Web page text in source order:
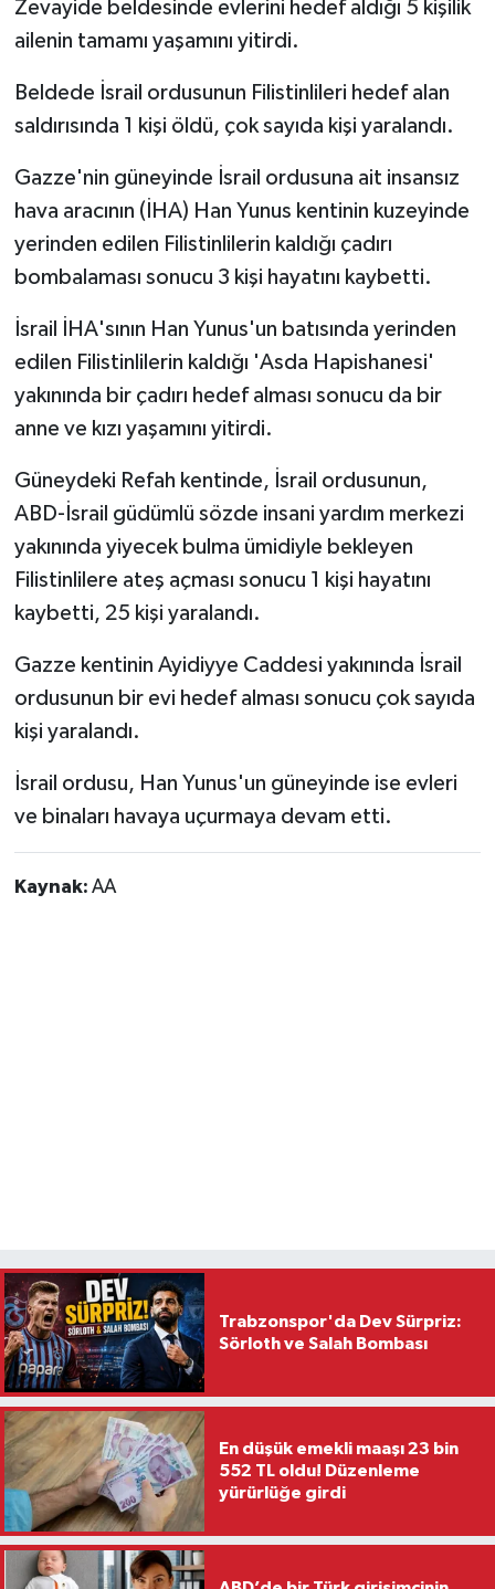
Zevayide beldesinde evlerini hedef aldığı 5 kişilik
ailenin tamamı yaşamını yitirdi.
Beldede İsrail ordusunun Filistinlileri hedef alan
saldırısında 1 kişi öldü, çok sayıda kişi yaralandı.
Gazze'nin güneyinde İsrail ordusuna ait insansız
hava aracının (İHA) Han Yunus kentinin kuzeyinde
yerinden edilen Filistinlilerin kaldığı çadırı
bombalaması sonucu 3 kişi hayatını kaybetti.
İsrail İHA'sının Han Yunus'un batısında yerinden
edilen Filistinlilerin kaldığı 'Asda Hapishanesi'
yakınında bir çadırı hedef alması sonucu da bir
anne ve kızı yaşamını yitirdi.
Güneydeki Refah kentinde, İsrail ordusunun,
ABD-İsrail güdümlü sözde insani yardım merkezi
yakınında yiyecek bulma ümidiyle bekleyen
Filistinlilere ateş açması sonucu 1 kişi hayatını
kaybetti, 25 kişi yaralandı.
Gazze kentinin Ayidiyye Caddesi yakınında İsrail
ordusunun bir evi hedef alması sonucu çok sayıda
kişi yaralandı.
İsrail ordusu, Han Yunus'un güneyinde ise evleri
ve binaları havaya uçurmaya devam etti.
Kaynak: AA
Trabzonspor'da Dev Sürpriz:
Sörloth ve Salah Bombası
En düşük emekli maaşı 23 bin
552 TL oldu! Düzenleme
yürürlüğe girdi
Yaşam